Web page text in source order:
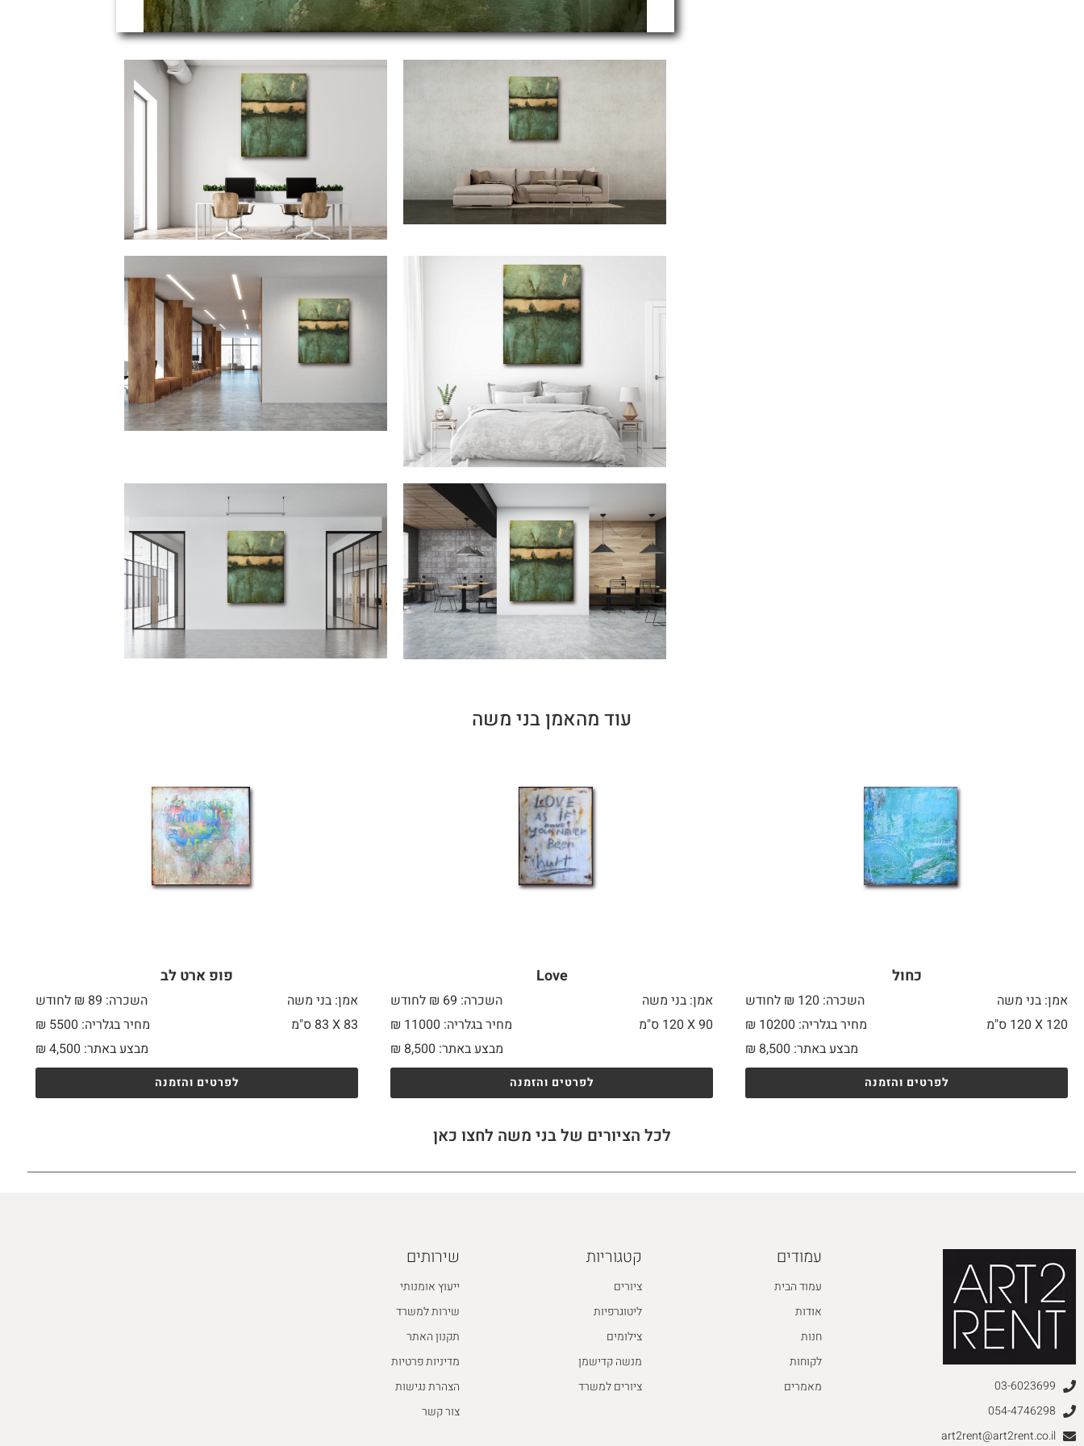
עוד מהאמן בני משה
כחול
אמן: בני משה
השכרה: 120 ₪ לחודש
120 X
מחיר בגלריה: 10200 ₪
מבצע באתר:
₪ 8,500
לפרטים והזמנה
Love
אמן: בני משה
השכרה: 69 ₪ לחודש
90 X
מחיר בגלריה: 11000 ₪
מבצע באתר:
₪ 8,500
לפרטים והזמנה
פופ ארט לב
אמן: בני משה
השכרה: 89 ₪ לחודש
83 X
מחיר בגלריה: 5500 ₪
מבצע באתר:
₪ 4,500
לפרטים והזמנה
לכל הציורים של בני משה לחצו כאן
03-6023699
054-4746298
art2rent@art2rent.co.il
עמודים
עמוד הבית
אודות
חנות
לקוחות
מאמרים
קטגוריות
ציורים
ליטוגרפיות
צילומים
מנשה קדישמן
ציורים למשרד
שירותים
ייעוץ אומנותי
שירות למשרד
תקנון האתר
מדיניות פרטיות
הצהרת נגישות
צור קשר